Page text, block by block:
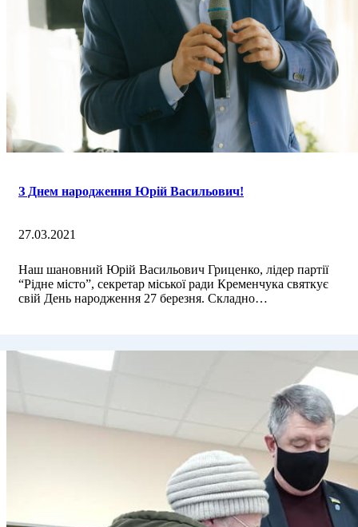
З Днем народження Юрій Васильович!
27.03.2021
Наш шановний Юрій Васильович Гриценко, лідер партії
“Рідне місто”, секретар міської ради Кременчука святкує
свій День народження 27 березня. Складно…